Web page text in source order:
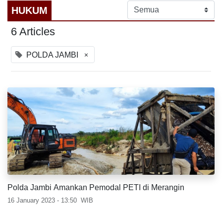
HUKUM
6 Articles
POLDA JAMBI ×
Polda Jambi Amankan Pemodal PETI di Merangin
16 January 2023 - 13:50 WIB